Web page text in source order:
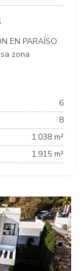
EN PARAÍSO
zona
6
8
1.038 m²
1.915 m²